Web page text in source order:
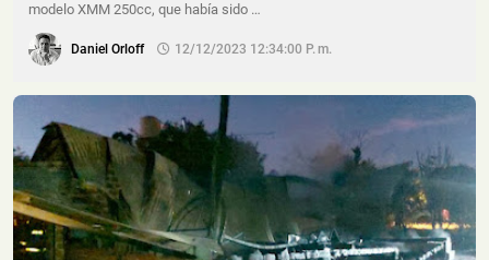
modelo XMM 250cc, que había sido …
Daniel Orloff 12/12/2023 12:34:00 P. M.